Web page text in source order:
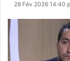
28 Fév 2026 14:40